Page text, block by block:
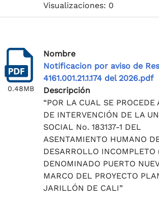
Visualizaciones: 0
0.48MB
Nombre
Notificacion por aviso de
4161.001.21.1.174 del 2026.pdf
Descripción
“POR LA CUAL SE PROCEDE
DE INTERVENCIÓN DE LA
SOCIAL No. 183137-1 DEL
ASENTAMIENTO HUMANO
DESARROLLO INCOMPLETO
DENOMINADO PUERTO
MARCO DEL PROYECTO
JARILLÓN DE CALI”